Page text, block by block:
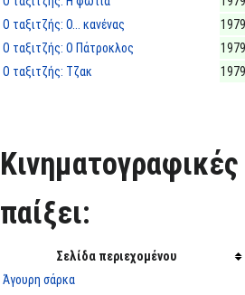
Ο ταξιτζής: Ο... κανένας
Ο ταξιτζής: Ο Πάτροκλος
Ο ταξιτζής: Τζακ
Κινηματογραφικές
παίξει:
Σελίδα περιεχομένου
Άγουρη σάρκα